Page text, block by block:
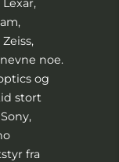
noe.
og
stort
fra